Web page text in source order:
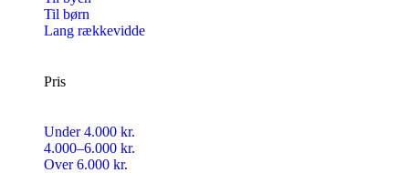
Til børn
Lang rækkevidde
Pris
Under 4.000 kr.
4.000–6.000 kr.
Over 6.000 kr.